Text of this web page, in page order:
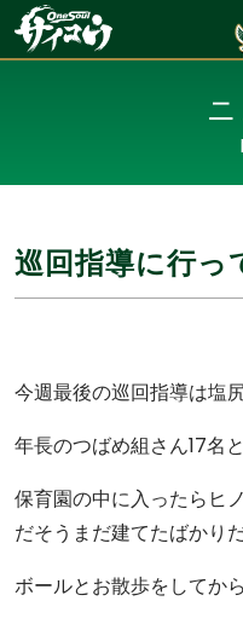
巡回指導に行っ
今週最後の巡回指導は塩
年長のつばめ組さん17名
保育園の中に入ったらヒ
だそうまだ建てたばかり
ボールとお散歩をしてか